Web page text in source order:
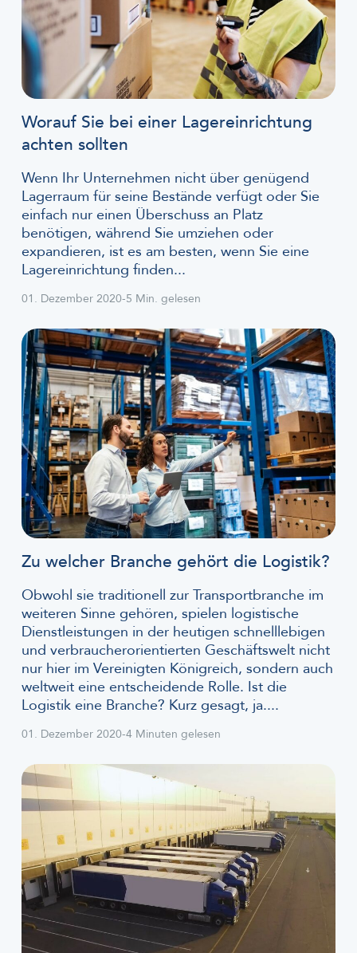
Worauf Sie bei einer Lagereinrichtung
achten sollten
Wenn Ihr Unternehmen nicht über genügend
Lagerraum für seine Bestände verfügt oder Sie
einfach nur einen Überschuss an Platz
benötigen, während Sie umziehen oder
expandieren, ist es am besten, wenn Sie eine
Lagereinrichtung finden...
01. Dezember 2020-5 Min. gelesen
Zu welcher Branche gehört die Logistik?
Obwohl sie traditionell zur Transportbranche im
weiteren Sinne gehören, spielen logistische
Dienstleistungen in der heutigen schnelllebigen
und verbraucherorientierten Geschäftswelt nicht
nur hier im Vereinigten Königreich, sondern auch
weltweit eine entscheidende Rolle. Ist die
Logistik eine Branche? Kurz gesagt, ja....
01. Dezember 2020-4 Minuten gelesen